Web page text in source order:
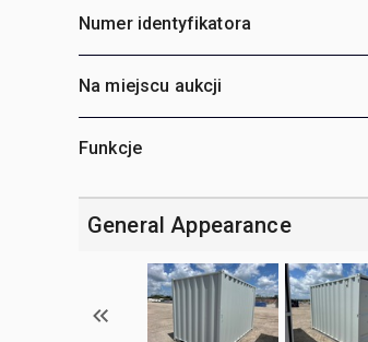
Numer identyfikatora
Na miejscu aukcji
Funkcje
General Appearance